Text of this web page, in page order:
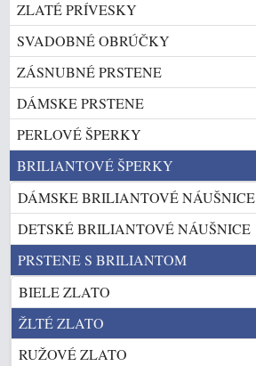
ZLATÉ PRÍVESKY
SVADOBNÉ OBRÚČKY
ZÁSNUBNÉ PRSTENE
DÁMSKE PRSTENE
PERLOVÉ ŠPERKY
BRILIANTOVÉ ŠPERKY
DÁMSKE BRILIANTOVÉ NÁUŠNICE
DETSKÉ BRILIANTOVÉ NÁUŠNICE
PRSTENE S BRILIANTOM
BIELE ZLATO
ŽLTÉ ZLATO
RUŽOVÉ ZLATO